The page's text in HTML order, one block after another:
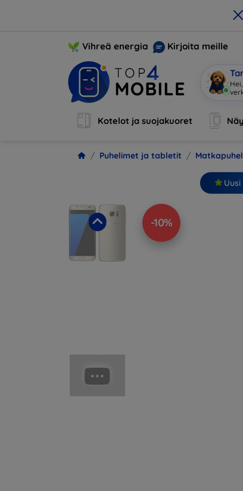
×
Vihreä energia Kirjoita meille
Kotelot ja suojakuoret
Puhelimet ja tabletit
-10%